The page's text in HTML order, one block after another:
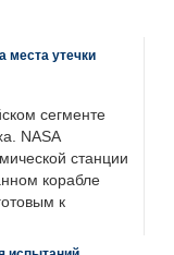
места утечки
сегменте
NASA
станции
корабле
к